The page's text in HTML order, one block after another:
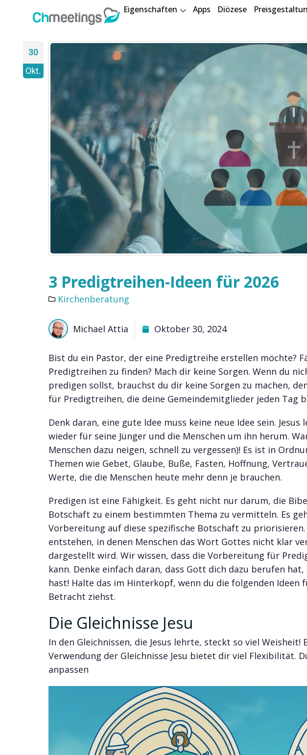
Eigenschaften Apps Diözese
30
Okt.
3 Predigtreihen-Ideen für 2026
Kirchenberatung
Michael Attia Oktober 30, 2024
Bist du ein Pastor, der eine Predigtreihe erstellen möchte?
Predigtreihen zu finden? Mach dir keine Sorgen. Wenn du
predigen sollst, brauchst du dir keine Sorgen zu machen,
für Predigtreihen, die deine Gemeindemitglieder jeden Tag
Denk daran, eine gute Idee muss keine neue Idee sein.
wieder für seine Jünger und die Menschen um ihn herum.
Menschen dazu neigen, schnell zu vergessen)! Es ist in
Themen wie Gebet, Glaube, Buße, Fasten, Hoffnung,
Werte, die die Menschen heute mehr denn je brauchen.
Predigen ist eine Fähigkeit. Es geht nicht nur darum, die
Botschaft zu einem bestimmten Thema zu vermitteln. Es
Vorbereitung auf diese spezifische Botschaft zu
entstehen, in denen Menschen das Wort Gottes nicht klar
dargestellt wird. Wir wissen, dass die Vorbereitung für
kann. Denke einfach daran, dass Gott dich dazu berufen
hast! Halte das im Hinterkopf, wenn du die folgenden Ideen
Betracht ziehst.
Die Gleichnisse Jesu
In den Gleichnissen, die Jesus lehrte, steckt so viel Weisheit!
Verwendung der Gleichnisse Jesu bietet dir viel Flexibilität.
anpassen